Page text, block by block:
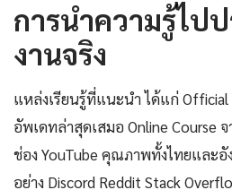
การนำความรู้ไป
งานจริง
แหล่งเรียนรู้ที่แนะนำ ได้แก่
อัพเดทล่าสุดเสมอ Online Course จ
ช่อง YouTube คุณภาพทั้งไทยและ
อย่าง Discord Reddit Stack